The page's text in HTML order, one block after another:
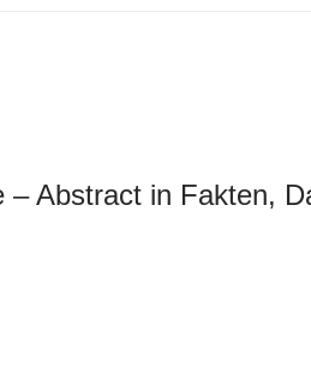
– Abstract in Fakten,